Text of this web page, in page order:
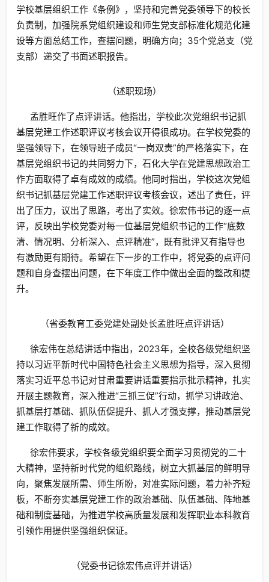
学校基层组织工作《条例》，坚持和完善党委领导下的校长
负责制，加强院系党组织建设和师生党支部标准化规范化建
设等方面总结工作，查摆问题，明确方向；35个党总支（党
支部）递交了书面述职报告。
（述职现场）
孟胜旺作了点评讲话。他指出，学校此次党组织书记抓
基层党建工作述职评议考核会议开得很成功。在学校党委的
坚强领导下，在领导班子成员“一岗双责”的严格落实下，在
基层党组织书记的共同努力下，石化大学在党建思想政治工
作方面取得了卓有成效的成绩。他同时指出，学校这次党组
织书记抓基层党建工作述职评议考核会议，述出了责任，评
出了压力，议出了思路，考出了实效。徐宏伟书记的逐一点
评，反映出学校党委对每一位基层党组织书记的工作“底数
清、情况明、分析深入、点评精准”，既有批评又有指导也
有激励更有期待。希望在下一步的工作中，将党委的点评问
题和自身查摆出问题，在下年度工作中做出全面的整改和提
升。
（省委教育工委党建处副处长孟胜旺点评讲话）
徐宏伟在总结讲话中指出，2023年，全校各级党组织坚
持以习近平新时代中国特色社会主义思想为指导，深入贯彻
落实习近平总书记对甘肃重要讲话重要指示批示精神，扎实
开展主题教育，深入推进“三抓三促”行动，抓学习讲政治、
抓基层打基础、抓队伍促提升、抓人才强支撑，推动基层党
建工作取得了新的成效。
徐宏伟要求，学校各级党组织要全面学习贯彻党的二十
大精神，坚持新时代党的组织路线，树立大抓基层的鲜明导
向，聚焦发展所需、师生所盼，对准实际问题，着力补齐短
板，不断夯实基层党建工作的政治基础、队伍基础、阵地基
础和制度基础，为推进学校高质量发展和发挥职业本科教育
引领作用提供坚强组织保证。
（党委书记徐宏伟点评并讲话）